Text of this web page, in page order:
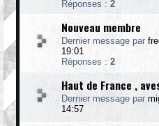
Réponses : 2
Nouveau membre
Dernier message par
19:01
Réponses : 2
Haut de France ,
Dernier message par
14:57